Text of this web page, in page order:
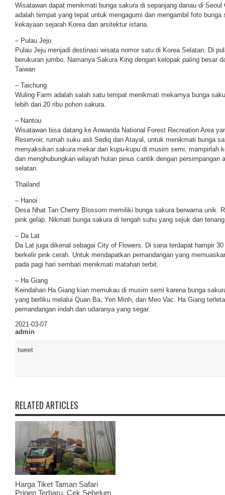
Wisatawan dapat menikmati bunga sakura di sepanjang danau di
adalah tempat yang tepat untuk mengagumi dan mengambil foto bunga
kekayaan sejarah Korea dan arsitektur istana.
– Pulau Jeju
Pulau Jeju menjadi destinasi wisata nomor satu di Korea Selatan. Di
berukuran jumbo. Namanya Sakura King dengan kelopak paling besar
Taiwan
– Taichung
Wuling Farm adalah salah satu tempat menikmati mekarnya bunga
lebih dari 20 ribu pohon sakura.
– Nantou
Wisatawan bisa datang ke Aowanda National Forest Recreation Area
Reservoir, rumah suku asli Sediq dan Atayal, untuk menikmati bunga
menyaksikan sakura mekar dan kupu-kupu di musim semi, mampirlah
dan menghubungkan wilayah hutan pinus cantik dengan persimpangan
selatan.
Thailand
– Hanoi
Desa Nhat Tan Cherry Blossom memiliki bunga sakura berwarna unik.
pink gelap. Nikmati bunga sakura di tengah suhu yang sejuk dan
– Da Lat
Da Lat juga dikenal sebagai City of Flowers. Di sana terdapat hampir
berkelir pink cerah. Untuk mendapatkan pemandangan yang
pada pagi hari sembari menikmati matahari terbit.
– Ha Giang
Keindahan Ha Giang kian memukau di musim semi karena bunga
yang berliku melalui Quan Ba, Yen Minh, dan Meo Vac. Ha Giang
pemandangan indah dan udaranya yang segar.
2021-03-07
admin
tweet
RELATED ARTICLES
Harga Tiket Taman Safari
Prigen Terbaru, Cek Sebelum